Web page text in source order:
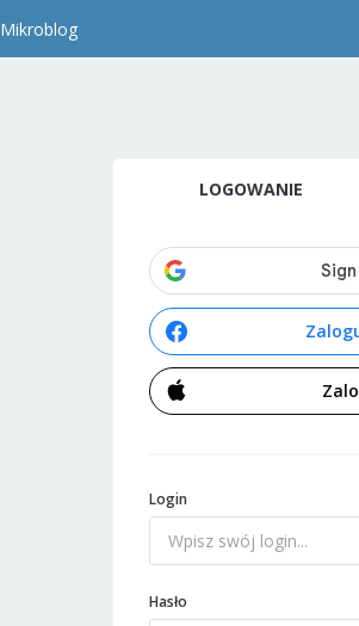
Mikroblog
LOGOWANIE
Login
Hasło